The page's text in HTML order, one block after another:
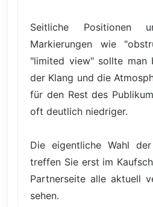
Seitliche Positionen
Markierungen wie
"limited view" sollte
der Klang und die
für den Rest des
oft deutlich niedriger.
Die eigentliche Wahl
treffen Sie erst im
Partnerseite alle aktuell
sehen.